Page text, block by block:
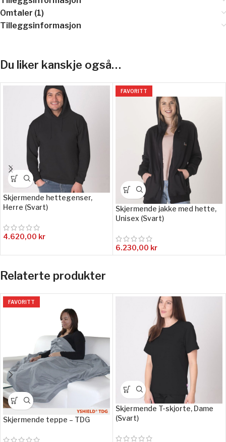
Omtaler (1)
Tilleggsinformasjon
Du liker kanskje også…
Skjermende hettegenser,
Herre (Svart)
4.620,00 kr
FAVORITT
Skjermende jakke med hette,
Unisex (Svart)
6.230,00 kr
Relaterte produkter
FAVORITT
Skjermende teppe – TDG
Skjermende T-skjorte, Dame
(Svart)